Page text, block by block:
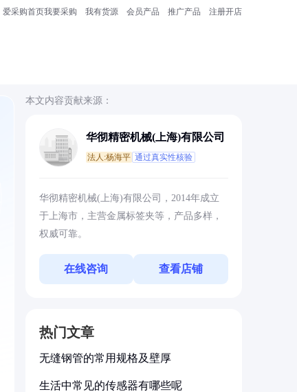
爱采购首页我要采购 我有货源 会员产品 推广产品 注册开店
本文内容贡献来源：
华彻精密机械(上海)有限公司
法人:杨海平 通过真实性核验
华彻精密机械(上海)有限公司，2014年成立
于上海市，主营金属标签夹等，产品多样，
权威可靠。
在线咨询 查看店铺
热门文章
无缝钢管的常用规格及壁厚
生活中常见的传感器有哪些呢